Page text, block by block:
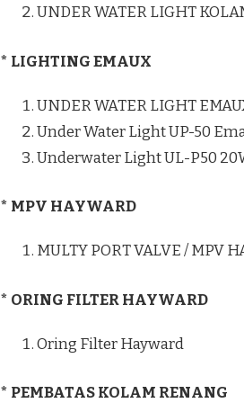
UNDER WATER LIGHT
* LIGHTING EMAUX
UNDER WATER LIGHT
Under Water Light UP-50
Underwater Light UL-P50
* MPV HAYWARD
MULTY PORT VALVE / MPV
* ORING FILTER HAYWARD
Oring Filter Hayward
* PEMBATAS KOLAM RENANG